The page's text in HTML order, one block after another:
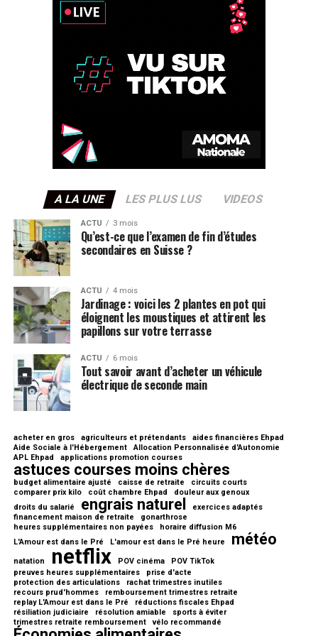
A LA UNE LES PLUS LUS VIDEOS
ACTU 3 mois
Qu’est-ce que l’examen de fin d’études
secondaires en Suisse ?
ACTU 4 mois
Jardinage : voici les 2 plantes en pot qui
éloignent les moustiques et attirent les
papillons sur votre terrasse
ACTU 6 mois
Tout savoir avant d’acheter un véhicule
électrique de seconde main
acheter en gros agriculteurs et prétendants
aides financières Ehpad
Aide Sociale à l'Hébergement
Allocation Personnalisée d'Autonomie
APL Ehpad
applications promotion courses
astuces courses moins chères
budget alimentaire ajusté caisse de retraite
circuits courts
comparer prix kilo
coût chambre Ehpad
douleur aux genoux
droits du salarié
engrais naturel
exercices adaptés
financement maison de retraite
gonarthrose
heures supplémentaires non payées
horaire diffusion M6
L'Amour est dans le Pré
L'amour est dans le Pré heure météo
natation netflix POV cinéma
POV TikTok
preuves heures supplémentaires
prise d'acte
protection des articulations
rachat trimestres inutiles
recours prud'hommes
remboursement trimestres retraite
replay L'Amour est dans le Pré
réductions fiscales Ehpad
résiliation judiciaire
résolution amiable
sports à éviter
trimestres retraite remboursement
vélo recommandé